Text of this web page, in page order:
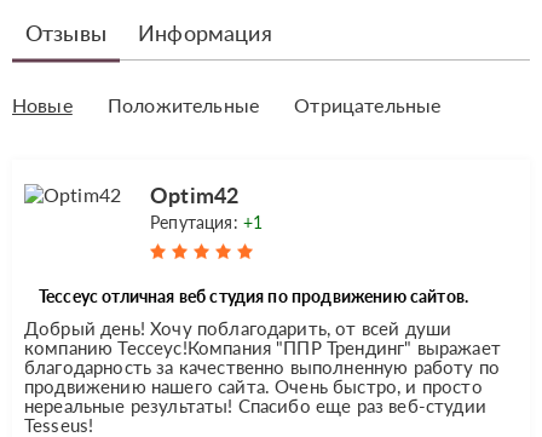
Отзывы Информация
Новые Положительные Отрицательные
Optim42
Репутация: +1
Тессеус отличная веб студия по продвижению сайтов.
Добрый день! Хочу поблагодарить, от всей души
компанию Тессеус!Компания "ППР Трендинг" выражает
благодарность за качественно выполненную работу по
продвижению нашего сайта. Очень быстро, и просто
нереальные результаты! Спасибо еще раз веб-студии
Tesseus!